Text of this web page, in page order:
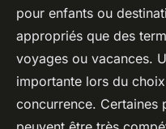
pour enfants ou
appropriés que des
voyages ou vacances.
importante lors du
concurrence. Certaines